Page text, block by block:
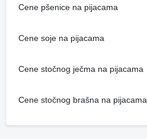
Cene pšenice na pijacama
Cene soje na pijacama
Cene stočnog ječma na pijacama
Cene stočnog brašna na pijacama